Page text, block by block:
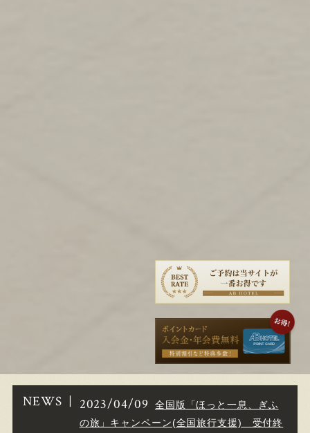
NEWS 2023/04/09
全国版「ほっと一息、ぎふ
の旅」キャンペーン(全国旅行支援) 受付終